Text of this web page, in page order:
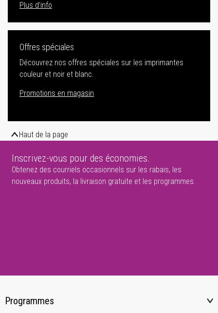
Plus d'info
Offres spéciales
Découvrez nos offres spéciales sur les imprimantes
couleur et noir et blanc.
Promotions en magasin
Haut de la page
Inscrivez-vous pour des économies.
Obtenez des courriels occasionnels sur les rabais, les
nouveaux produits, la livraison gratuite et les programmes.
Programmes